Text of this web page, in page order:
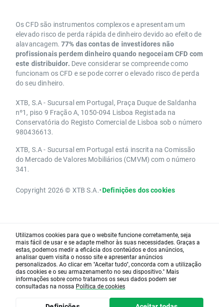
Os CFD são instrumentos complexos e apresentam um
elevado risco de perda rápida de dinheiro devido ao efeito de
alavancagem. 77% das contas de investidores não
profissionais perdem dinheiro quando negoceiam CFD com
este distribuidor. Deve considerar se compreende como
funcionam os CFD e se pode correr o elevado risco de perda
do seu dinheiro.
XTB, S.A - Sucursal em Portugal, Praça Duque de Saldanha
nº1, piso 9 Fração A, 1050-094 Lisboa Registada na
Conservatória do Registo Comercial de Lisboa sob o número
980436613.
XTB, S.A - Sucursal em Portugal está inscrita na Comissão
do Mercado de Valores Mobiliários (CMVM) com o número
341.
Copyright 2026 © XTB S.A.•Definições dos cookies
Utilizamos cookies para que o website funcione corretamente, seja
mais fácil de usar e se adapte melhor às suas necessidades. Graças a
estas, podemos medir a eficácia dos conteúdos e dos anúncios,
analisar quem visita o nosso site e apresentar anúncios
personalizados. Ao clicar em "Aceitar tudo", concorda com a utilização
das cookies e o seu armazenamento no seu dispositivo." Mais
informações sobre como tratamos os seus dados podem ser
consultadas na nossa Política de cookies